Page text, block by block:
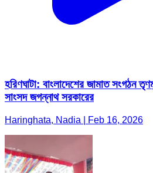
হরিণঘাটা: বাংলাদেশের জামাত সংগঠন
সাংসদ জগন্নাথ সরকারের
Haringhata, Nadia | Feb 16, 2026